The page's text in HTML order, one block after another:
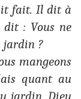
fait. Il dit à
: Vous ne
jardin ?
mangeons
quant au
jardin, Dieu